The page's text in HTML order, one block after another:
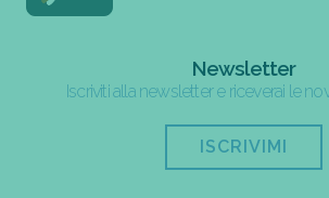
Newsletter
Iscriviti alla newsletter e riceverai le
ISCRIVIMI